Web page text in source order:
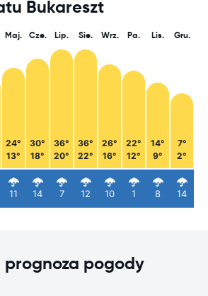
Bukareszt
Maj.
24°
13°
11
Cze.
30°
18°
14
Lip.
36°
20°
7
Sie.
36°
22°
12
Wrz.
26°
16°
10
Pa.
22°
12°
1
Lis.
14°
9°
8
Gru.
7°
2°
14
prognoza pogody